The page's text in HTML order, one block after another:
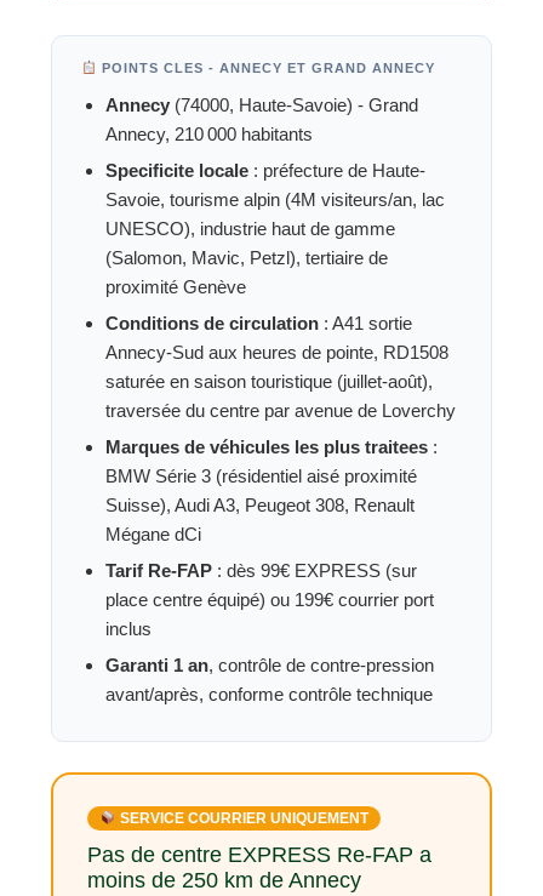
POINTS CLES - ANNECY ET GRAND ANNECY
Annecy (74000, Haute-Savoie) - Grand
Annecy, 210 000 habitants
Specificite locale : préfecture de Haute-
Savoie, tourisme alpin (4M visiteurs/an, lac
UNESCO), industrie haut de gamme
(Salomon, Mavic, Petzl), tertiaire de
proximité Genève
Conditions de circulation : A41 sortie
Annecy-Sud aux heures de pointe, RD1508
saturée en saison touristique (juillet-août),
traversée du centre par avenue de Loverchy
Marques de véhicules les plus traitees :
BMW Série 3 (résidentiel aisé proximité
Suisse), Audi A3, Peugeot 308, Renault
Mégane dCi
Tarif Re-FAP : dès 99€ EXPRESS (sur
place centre équipé) ou 199€ courrier port
inclus
Garanti 1 an, contrôle de contre-pression
avant/après, conforme contrôle technique
SERVICE COURRIER UNIQUEMENT
Pas de centre EXPRESS Re-FAP a
moins de 250 km de Annecy